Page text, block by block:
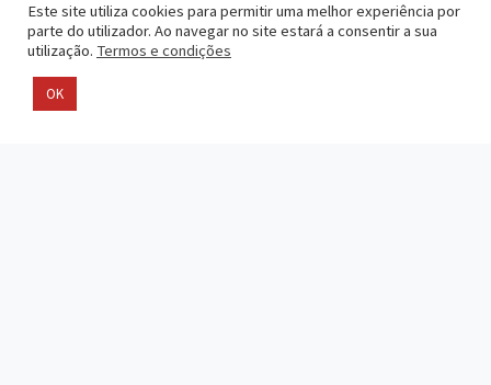
PAVILHÃO 2.1 – PRACETA 2
Rua Azores Parque, 102
9500-794 Ponta Delgada (São Roque)
Este site utiliza cookies para permitir uma melhor experiência por
parte do utilizador. Ao navegar no site estará a consentir a sua
utilização. Termos e condições
OK